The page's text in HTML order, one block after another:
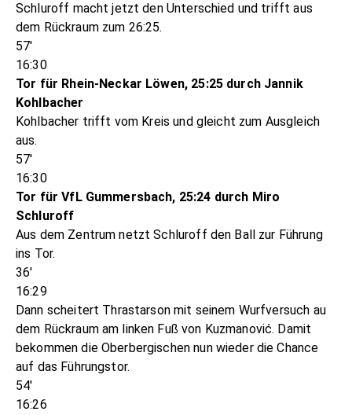
Schluroff macht jetzt den Unterschied und trifft aus
dem Rückraum zum 26:25.
57'
16:30
Tor für Rhein-Neckar Löwen, 25:25 durch Jannik
Kohlbacher
Kohlbacher trifft vom Kreis und gleicht zum Ausgleich
aus.
57'
16:30
Tor für VfL Gummersbach, 25:24 durch Miro
Schluroff
Aus dem Zentrum netzt Schluroff den Ball zur Führung
ins Tor.
36'
16:29
Dann scheitert Thrastarson mit seinem Wurfversuch au
dem Rückraum am linken Fuß von Kuzmanović. Damit
bekommen die Oberbergischen nun wieder die Chance
auf das Führungstor.
54'
16:26